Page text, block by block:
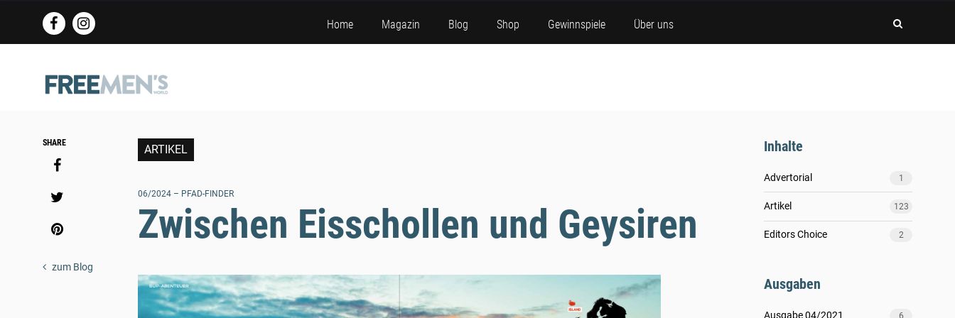
Home Magazin Blog Shop Gewinnspiele Über uns
FREEMEN’s
WORLD
ARTIKEL
06/2024 – PFAD-FINDER
Zwischen Eisschollen und Geysiren
Social
Media
SHARE
zum Blog
Inhalte
Advertorial 1
Artikel 123
Editors Choice 2
Ausgaben
Ausgabe 04/2021 6